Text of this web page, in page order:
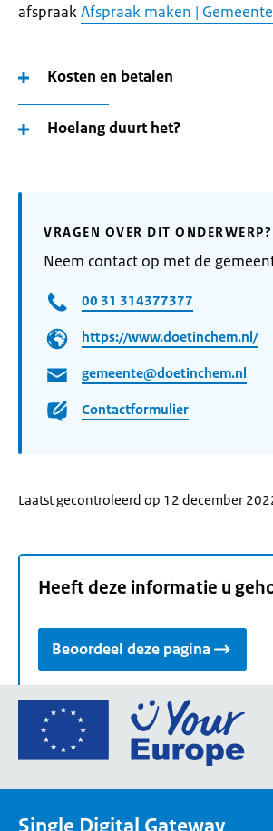
afspraakAfspraak maken |
Kosten en betalen
Hoelang duurt het?
VRAGEN OVER DIT ONDERWERP?
Neem contact op met de
00 31 314377377
https://www.doetinchem.nl/
gemeente@doetinchem.nl
Contactformulier
Laatst gecontroleerd op 12 december
Heeft deze informatie u
Beoordeel deze pagina
Ga
de